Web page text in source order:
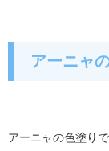
アーニャ
アーニャの色塗り